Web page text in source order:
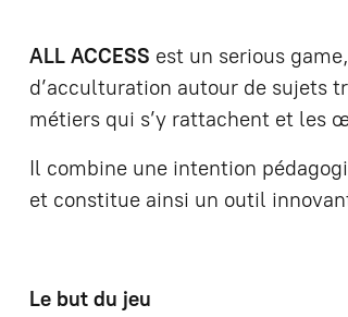
ALL ACCESS est un serious
d’acculturation autour de sujets
métiers qui s’y rattachent et les
Il combine une intention
et constitue ainsi un outil
Le but du jeu